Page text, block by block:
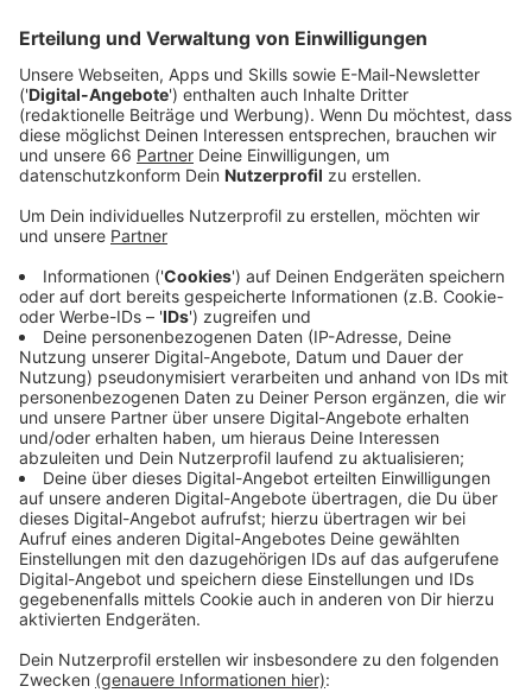
protestieren. Es geht ihnen aber auch um ihre
konkreten Fälle: Sie fürchten, dass sie entmietet
werden sollen.
Veröffentlicht:Donnerstag, 31.10.2024 11:14
Ähnlich wie in vielen andern Häusern in Golzheim sollen
die Mietwohnungen in einem Haus auf der
Mauerstraße saniert und als Eigentumswohnungen neu
verkauft werden. Damit das geht, müssen alle
Menschen, die jetzt in den Wohnungen wohnen
ausziehen. Welche Methoden dabei zum Einsatz
kommen, hatJohannes Dörrenbächer vom "Bündnis für
bezahlbaren Wohnraum" am Beispiel Bankstraße
erklärt.
Anzeige
betroffen/Demo am Sonntag